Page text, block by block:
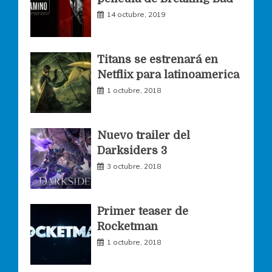
b
o
o
a
g
m
t
r
14 octubre, 2019
Titans se estrenará en
Netflix para latinoamerica
1 octubre, 2018
Nuevo trailer del
Darksiders 3
3 octubre, 2018
Primer teaser de
Rocketman
1 octubre, 2018